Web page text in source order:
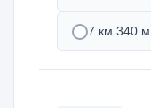
7 км 340 м